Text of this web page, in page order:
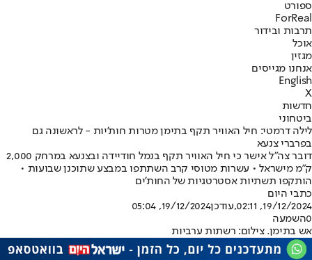
ספורט
ForReal
תרבות ובידור
אוכל
מגזין
אנחנו מגייסים
English
X
חדשות
ביטחוני
לילה דרמטי: חיל האוויר תקף בתימן מטרות חות'יות - לראשונה גם
בפרברי צנעא
דובר צה"ל אישר כי חיל האוויר תקף בנמל חודיידה ובצנעא במרחק 2,000
ק"מ מישראל • עשרות מטוסי קרב השתתפו במבצע שתוכנן שבועות •
הותקפו תשתיות אסטרטגיות של החות'ים
כתבי היום
19/12/2024, 02:11
,עודכן19/12/2024, 05:04
0השמעה
אש בתימן. צילום: רשתות ערביות